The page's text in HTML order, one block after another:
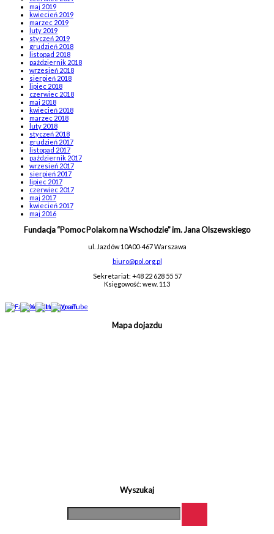
maj 2019
kwiecień 2019
marzec 2019
luty 2019
styczeń 2019
grudzień 2018
listopad 2018
październik 2018
wrzesień 2018
sierpień 2018
lipiec 2018
czerwiec 2018
maj 2018
kwiecień 2018
marzec 2018
luty 2018
styczeń 2018
grudzień 2017
listopad 2017
październik 2017
wrzesień 2017
sierpień 2017
lipiec 2017
czerwiec 2017
maj 2017
kwiecień 2017
maj 2016
Fundacja “Pomoc Polakom na Wschodzie” im. Jana Olszewskiego
ul. Jazdów 10A00-467 Warszawa
biuro@pol.org.pl
Sekretariat: +48 22 628 55 57
Księgowość: wew. 113
Mapa dojazdu
Wyszukaj